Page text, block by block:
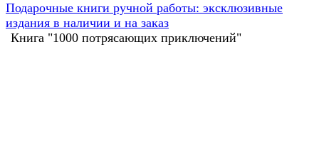
Подарочные книги ручной работы: эксклюзивные
издания в наличии и на заказ
Книга "1000 потрясающих приключений"